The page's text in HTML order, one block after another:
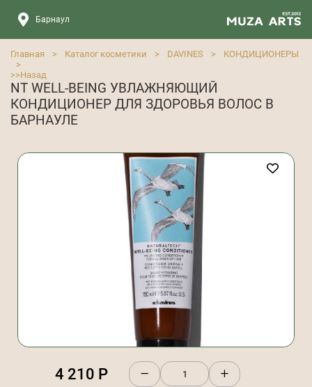
Барнаул
Главная > Каталог косметики > DAVINES >
КОНДИЦИОНЕРЫ
>
>>Назад
NT WELL-BEING УВЛАЖНЯЮЩИЙ
КОНДИЦИОНЕР ДЛЯ ЗДОРОВЬЯ ВОЛОС В
БАРНАУЛЕ
4 210 Р